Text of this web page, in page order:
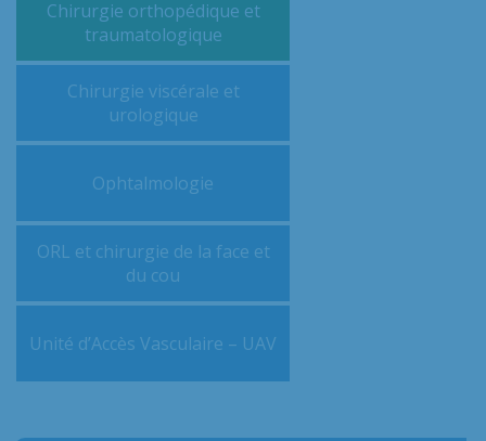
Chirurgie orthopédique et
traumatologique
Chirurgie viscérale et
urologique
Ophtalmologie
ORL et chirurgie de la face et
du cou
Unité d’Accès Vasculaire – UAV